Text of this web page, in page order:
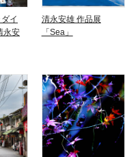
イ
永安
清永安雄 作品展
「Sea」